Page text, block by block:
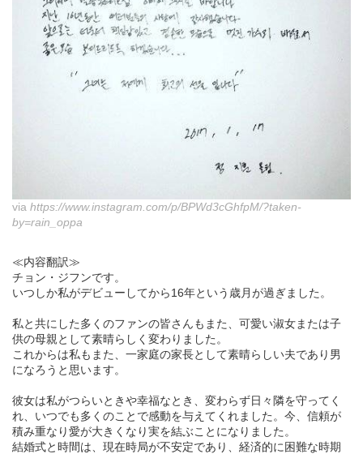
via https://www.instagram.com/p/BPWd3cGhfpM/?taken-
by=rain_oppa
≪内容翻訳≫
チョン・ジフンです。
いつしか私がデビューしてから16年という歳月が過ぎました。
私と共にした多くのファンの皆さんもまた、可愛い淑女または子
供の母親として素晴らしく変わりました。
これからは私もまた、一家庭の家長として素晴らしい夫であり男
になろうと思います。
彼女は私がつらいときや幸福なとき、変わらず日々隣を守ってく
れ、いつでも多くのことで感動を与えてくれました。今、信頼が
積み重なり愛が大きくなり実を結ぶことになりました。
結婚式と時間は、現在時局が不安定であり、経済的に困難な時期